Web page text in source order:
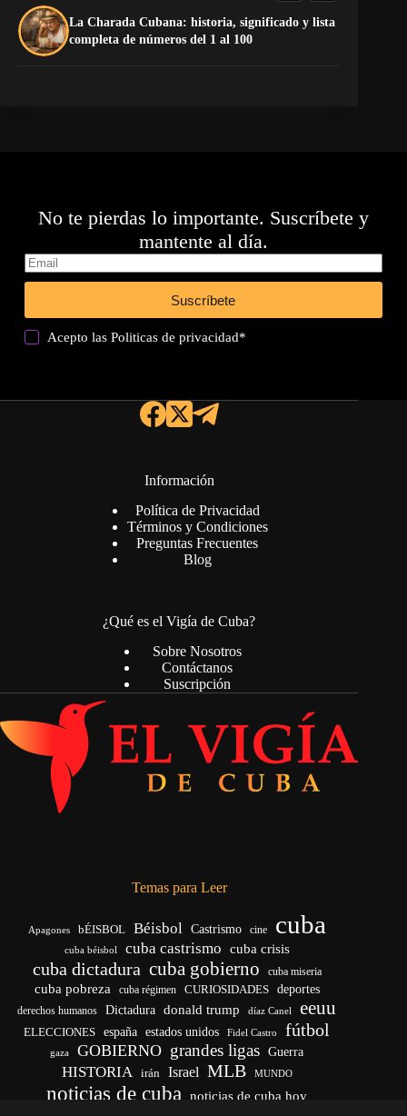
La Charada Cubana: historia, significado y lista
completa de números del 1 al 100
No te pierdas lo importante. Suscríbete y
mantente al día.
Suscríbete
Acepto lasPoliticas de privacidad*
Información
Política de Privacidad
Términos y Condiciones
Preguntas Frecuentes
Blog
¿Qué es el Vigía de Cuba?
Sobre Nosotros
Contáctanos
Suscripción
Temas para Leer
Apagones bÉISBOL Béisbol Castrismo cine cuba
cuba béisbol cuba castrismo cuba crisis
cuba dictadura cuba gobierno cuba miseria
cuba pobreza cuba régimen CURIOSIDADES deportes
derechos humanos Dictadura donald trump díaz Canel eeuu
ELECCIONES españa estados unidos Fidel Castro fútbol
gaza GOBIERNO grandes ligas Guerra
HISTORIA irán Israel MLB MUNDO
noticias de cuba
noticias de cuba hoy